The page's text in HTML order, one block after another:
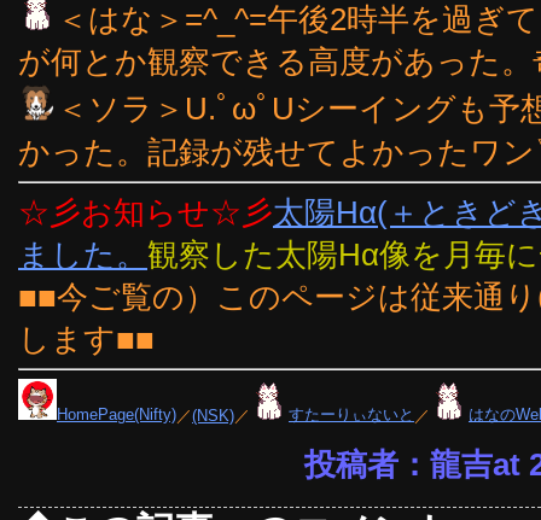
＜はな＞=^_^=午後2時半を過ぎ
が何とか観察できる高度があった
＜ソラ＞U.ﾟωﾟUシーイングも
かった。記録が残せてよかったワ
☆彡お知らせ☆彡太陽Hα(＋ときど
ました。 観察した太陽Hα像を月毎
■■今ご覧の）このページは従来通
します■■
HomePage(Nifty) ／(NSK) ／ すたーりぃないと ／ はなの
投稿者：龍吉at